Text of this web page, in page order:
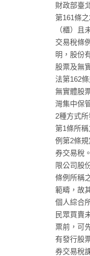
財政部臺
第161條
（櫃）且
交易稅條
明，股份
股票及無
法第162
無實體股
灣集中保
2種方式
第1條所
例第2條
券交易稅
限公司股
條例所稱
範疇，故
個人綜合
民眾買賣
票前，可
有發行股
券交易稅